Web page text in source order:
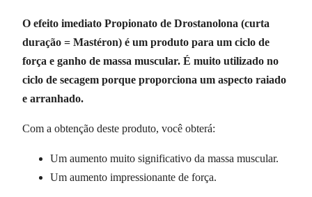
O efeito imediato Propionato de Drostanolona (curta
duração = Mastéron) é um produto para um ciclo de
força e ganho de massa muscular. É muito utilizado no
ciclo de secagem porque proporciona um aspecto raiado
e arranhado.
Com a obtenção deste produto, você obterá:
Um aumento muito significativo da massa muscular.
Um aumento impressionante de força.